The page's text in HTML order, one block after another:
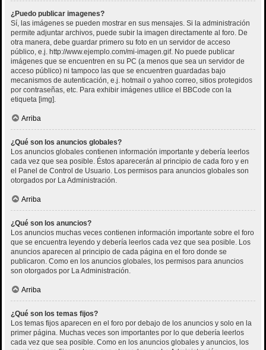
¿Puedo publicar imagenes?
Sí, las imágenes se pueden mostrar en sus mensajes. Si la administración
permite adjuntar archivos, puede subir la imagen directamente al foro. De
otra manera, debe guardar primero su foto en un servidor de acceso
público, e.j. http://www.ejemplo.com/mi-imagen.gif. No puede publicar
imágenes que se encuentren en su PC (a menos que sea un servidor de
acceso público) ni tampoco las que se encuentren guardadas bajo
mecanismos de autenticación, e.j. hotmail o yahoo correo, sitios protegidos
por contraseñas, etc. Para exhibir imágenes utilice el BBCode con la
etiqueta [img].
Arriba
¿Qué son los anuncios globales?
Los anuncios globales contienen información importante y debería leerlos
cada vez que sea posible. Éstos aparecerán al principio de cada foro y en
el Panel de Control de Usuario. Los permisos para anuncios globales son
otorgados por La Administración.
Arriba
¿Qué son los anuncios?
Los anuncios muchas veces contienen información importante sobre el foro
que se encuentra leyendo y debería leerlos cada vez que sea posible. Los
anuncios aparecen al principio de cada página en el foro donde se
publicaron. Como en los anuncios globales, los permisos para anuncios
son otorgados por La Administración.
Arriba
¿Qué son los temas fijos?
Los temas fijos aparecen en el foro por debajo de los anuncios y solo en la
primer página. Muchas veces son importantes por lo que debería leerlos
cada vez que sea posible. Como en los anuncios globales y anuncios, los